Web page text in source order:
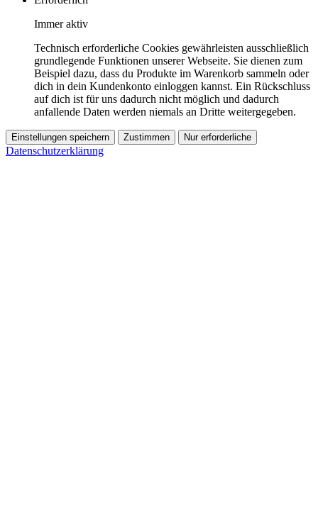
Immer aktiv
Technisch erforderliche Cookies gewährleisten ausschließlich
grundlegende Funktionen unserer Webseite. Sie dienen zum
Beispiel dazu, dass du Produkte im Warenkorb sammeln oder
dich in dein Kundenkonto einloggen kannst. Ein Rückschluss
auf dich ist für uns dadurch nicht möglich und dadurch
anfallende Daten werden niemals an Dritte weitergegeben.
Einstellungen speichern Zustimmen Nur erforderliche
Datenschutzerklärung